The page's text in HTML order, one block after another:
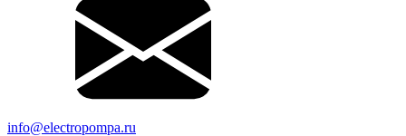
info@electropompa.ru